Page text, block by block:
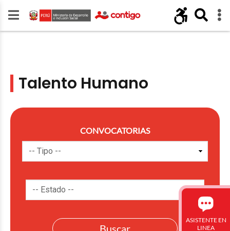
Talento Humano
CONVOCATORIAS
ASISTENTE EN
LINEA